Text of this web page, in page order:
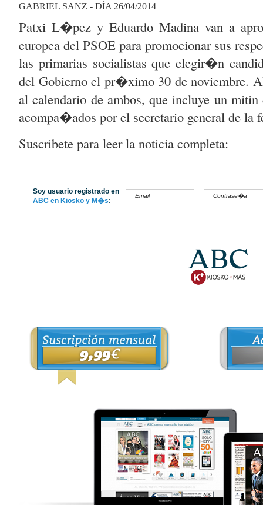
GABRIEL SANZ - DÍA 26/04/2014
Patxi L�pez y Eduardo Madina van a
europea del PSOE para promocionar sus
las primarias socialistas que elegir�n
del Gobierno el pr�ximo 30 de noviembre.
al calendario de ambos, que incluye un
acompa�ados por el secretario general de
Suscribete para leer la noticia completa:
Soy usuario registrado en
ABC en Kiosko y M�s: